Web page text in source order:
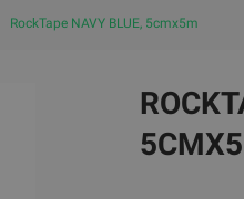
RockTape NAVY BLUE, 5cmx5m